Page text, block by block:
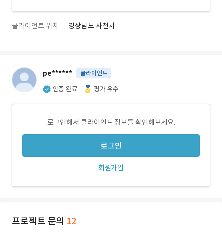
클라이언트 위치 경상남도 사천시
pe****** 클라이언트
인증 완료 평가 우수
로그인해서 클라이언트 정보를 확인해보세요.
로그인
회원가입
프로젝트 문의 12